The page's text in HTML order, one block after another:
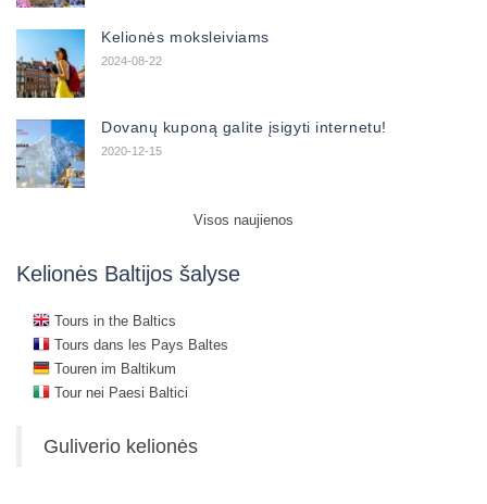
Kelionės moksleiviams
2024-08-22
Dovanų kuponą galite įsigyti internetu!
2020-12-15
Visos naujienos
Kelionės Baltijos šalyse
Tours in the Baltics
Tours dans les Pays Baltes
Touren im Baltikum
Tour nei Paesi Baltici
Guliverio kelionės